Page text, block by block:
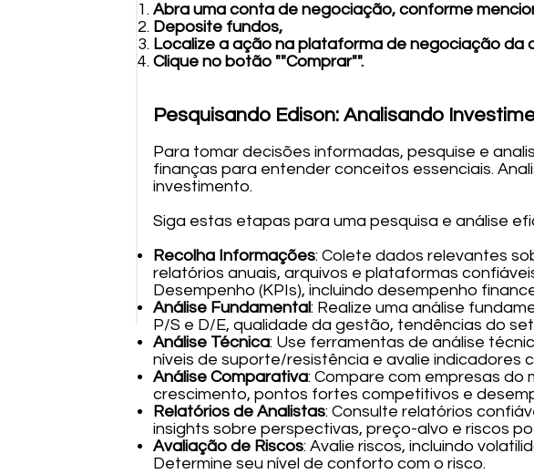
Abra uma conta de negociação, conforme
Deposite fundos,
Localize a ação na plataforma de negociação da
Clique no botão ""Comprar"".
Pesquisando Edison: Analisando
Para tomar decisões informadas, pesquise e
finanças para entender conceitos essenciais.
investimento.
Siga estas etapas para uma pesquisa e análise
Recolha Informações: Colete dados relevantes
relatórios anuais, arquivos e plataformas
Desempenho (KPIs), incluindo desempenho
Análise Fundamental: Realize uma análise
P/S e D/E, qualidade da gestão, tendências do
Análise Técnica: Use ferramentas de análise
níveis de suporte/resistência e avalie indicadores
Análise Comparativa: Compare com empresas
crescimento, pontos fortes competitivos e
Relatórios de Analistas: Consulte relatórios
insights sobre perspectivas, preço-alvo e riscos
Avaliação de Riscos: Avalie riscos, incluindo
Determine seu nível de conforto com o risco.